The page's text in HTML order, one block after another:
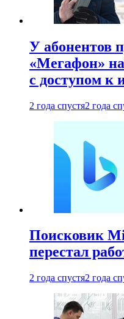
У абонентов
«Мегафон»
с доступом к
2 года спустя2 года
Поисковик
перестал
2 года спустя2 года